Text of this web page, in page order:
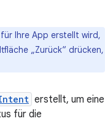
Ihre App erstellt wird,
„Zurück“ drücken,
erstellt, um eine
für die